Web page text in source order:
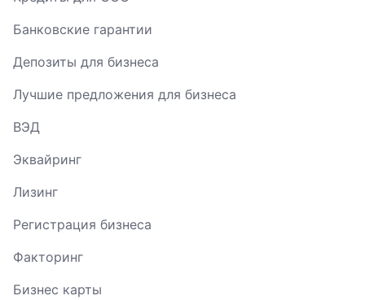
Банковские гарантии
Депозиты для бизнеса
Лучшие предложения для бизнеса
ВЭД
Эквайринг
Лизинг
Регистрация бизнеса
Факторинг
Бизнес карты